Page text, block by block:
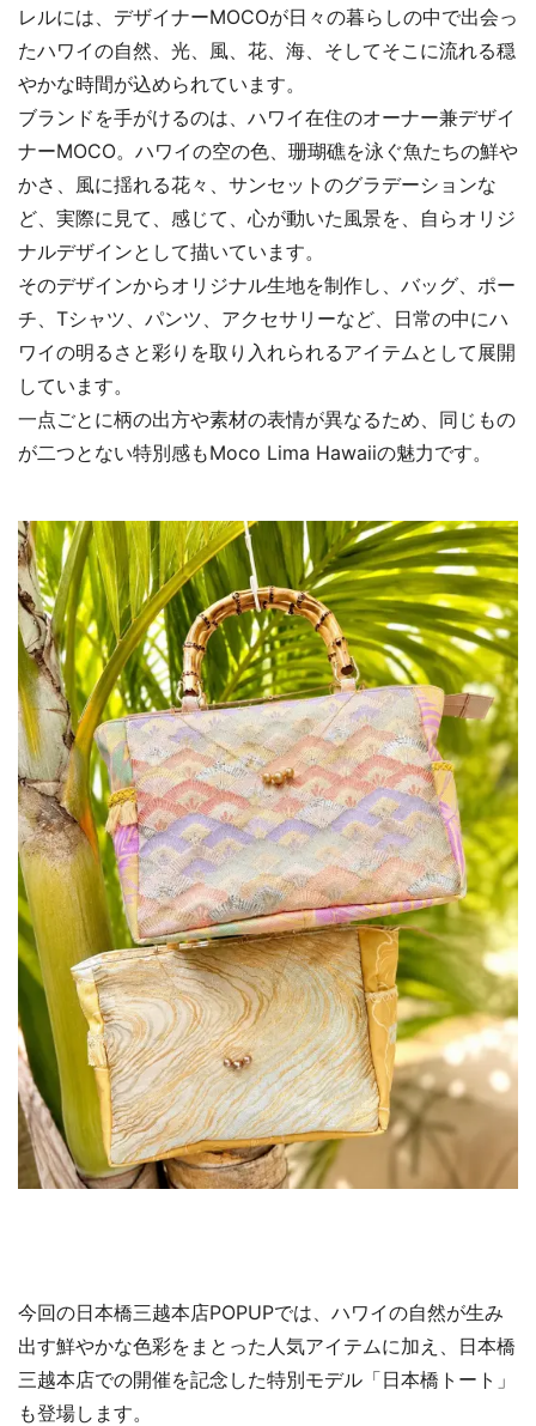
レルには、デザイナーMOCOが日々の暮らしの中で出会っ
たハワイの自然、光、風、花、海、そしてそこに流れる穏
やかな時間が込められています。
ブランドを手がけるのは、ハワイ在住のオーナー兼デザイ
ナーMOCO。ハワイの空の色、珊瑚礁を泳ぐ魚たちの鮮や
かさ、風に揺れる花々、サンセットのグラデーションな
ど、実際に見て、感じて、心が動いた風景を、自らオリジ
ナルデザインとして描いています。
そのデザインからオリジナル生地を制作し、バッグ、ポー
チ、Tシャツ、パンツ、アクセサリーなど、日常の中にハ
ワイの明るさと彩りを取り入れられるアイテムとして展開
しています。
一点ごとに柄の出方や素材の表情が異なるため、同じもの
が二つとない特別感もMoco Lima Hawaiiの魅力です。
今回の日本橋三越本店POPUPでは、ハワイの自然が生み
出す鮮やかな色彩をまとった人気アイテムに加え、日本橋
三越本店での開催を記念した特別モデル「日本橋トート」
も登場します。